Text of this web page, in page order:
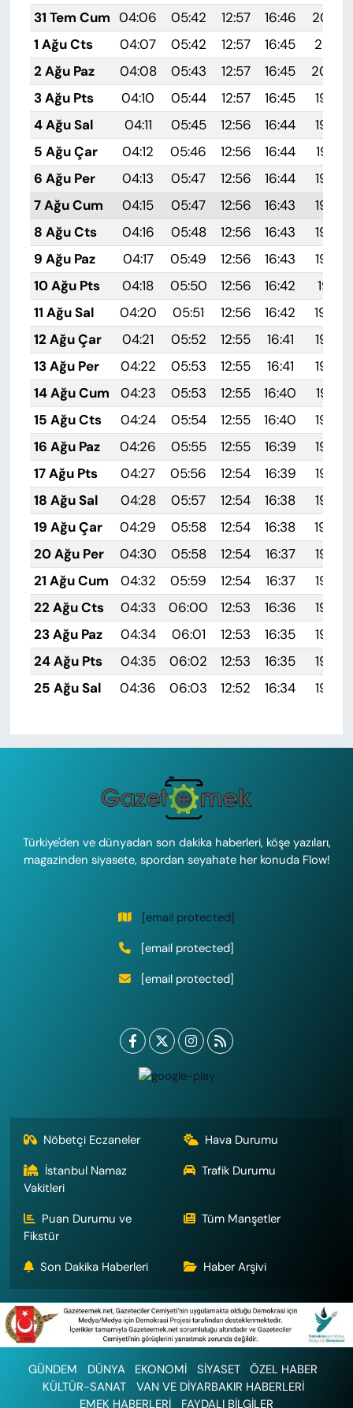
31 Tem Cum 04:06 05:42 12:57 16:46
20:02
1 Ağu Cts
04:07 05:42 12:57 16:45
20:01
2 Ağu Paz
04:08 05:43 12:57 16:45
20:00
3 Ağu Pts
04:10 05:44 12:57 16:45
19:59
4 Ağu Sal
04:11 05:45 12:56 16:44
19:58
5 Ağu Çar
04:12 05:46 12:56 16:44
19:57
6 Ağu Per
04:13 05:47 12:56 16:44
19:56
7 Ağu Cum
04:15 05:47 12:56 16:43
19:55
8 Ağu Cts
04:16 05:48 12:56 16:43
19:54
9 Ağu Paz
04:17 05:49 12:56 16:43
19:53
10 Ağu Pts
04:18 05:50 12:56 16:42
19:51
11 Ağu Sal
04:20 05:51 12:56 16:42
19:50
12 Ağu Çar
04:21 05:52 12:55 16:41
19:49
13 Ağu Per
04:22 05:53 12:55 16:41
19:48
14 Ağu Cum
04:23 05:53 12:55 16:40
19:47
15 Ağu Cts
04:24 05:54 12:55 16:40
19:46
16 Ağu Paz
04:26 05:55 12:55 16:39
19:44
17 Ağu Pts
04:27 05:56 12:54 16:39
19:43
18 Ağu Sal
04:28 05:57 12:54 16:38
19:42
19 Ağu Çar
04:29 05:58 12:54 16:38
19:40
20 Ağu Per
04:30 05:58 12:54 16:37
19:39
21 Ağu Cum
04:32 05:59 12:54 16:37
19:38
22 Ağu Cts
04:33 06:00 12:53 16:36
19:36
23 Ağu Paz
04:34 06:01 12:53 16:35
19:35
24 Ağu Pts
04:35 06:02 12:53 16:35
19:34
25 Ağu Sal
04:36 06:03 12:52 16:34 19:32
Türkiye'den ve dünyadan son dakika haberleri, köşe yazıları,
magazinden siyasete, spordan seyahate her konuda Flow!
[email protected]
[email protected]
[email protected]
Nöbetçi Eczaneler
Hava Durumu
İstanbul Namaz
Vakitleri
Trafik Durumu
Puan Durumu ve
Fikstür
Tüm Manşetler
Son Dakika Haberleri Haber Arşivi
GÜNDEM DÜNYA EKONOMİ SİYASET
ÖZEL HABER
KÜLTÜR-SANAT
VAN VE DİYARBAKIR HABERLERİ
EMEK HABERLERİ
FAYDALI BİLGİLER